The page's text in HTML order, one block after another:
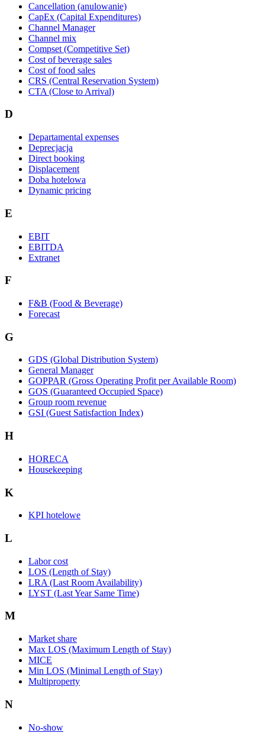
Cancellation (anulowanie)
CapEx (Capital Expenditures)
Channel Manager
Channel mix
Compset (Competitive Set)
Cost of beverage sales
Cost of food sales
CRS (Central Reservation System)
CTA (Close to Arrival)
D
Departamental expenses
Deprecjacja
Direct booking
Displacement
Doba hotelowa
Dynamic pricing
E
EBIT
EBITDA
Extranet
F
F&B (Food & Beverage)
Forecast
G
GDS (Global Distribution System)
General Manager
GOPPAR (Gross Operating Profit per Available Room)
GOS (Guaranteed Occupied Space)
Group room revenue
GSI (Guest Satisfaction Index)
H
HORECA
Housekeeping
K
KPI hotelowe
L
Labor cost
LOS (Length of Stay)
LRA (Last Room Availability)
LYST (Last Year Same Time)
M
Market share
Max LOS (Maximum Length of Stay)
MICE
Min LOS (Minimal Length of Stay)
Multiproperty
N
No-show